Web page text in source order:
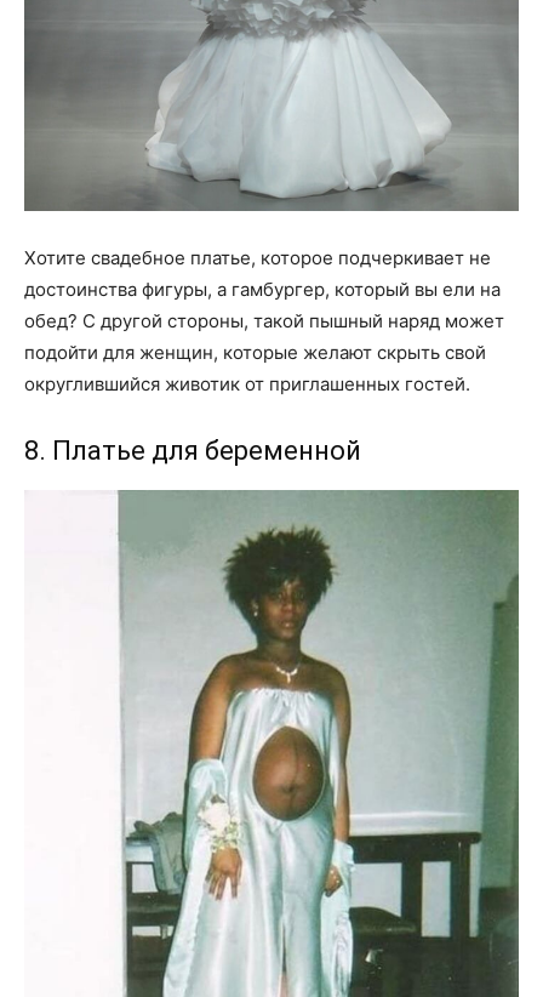
Хотите свадебное платье, которое подчеркивает не
достоинства фигуры, а гамбургер, который вы ели на
обед? С другой стороны, такой пышный наряд может
подойти для женщин, которые желают скрыть свой
округлившийся животик от приглашенных гостей.
8. Платье для беременной